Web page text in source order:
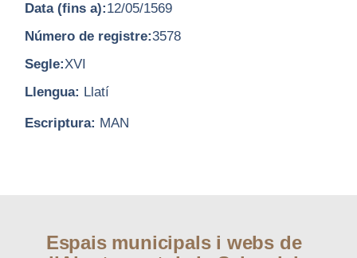
Data (fins a):12/05/1569
Número de registre:3578
Segle:XVI
Llengua: Llatí
Escriptura: MAN
Espais municipals i webs de